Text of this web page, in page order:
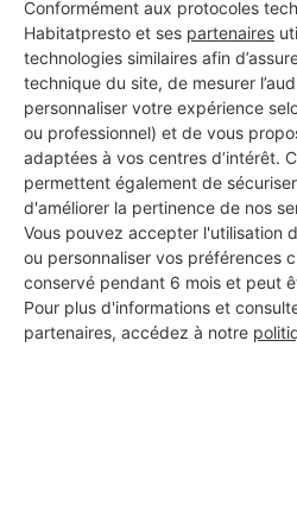
Conformément aux protocoles
Habitatpresto et ses partenaires
technologies similaires afin
technique du site, de mesurer
personnaliser votre expérience
ou professionnel) et de vous
adaptées à vos centres d’intérêt.
permettent également de
d'améliorer la pertinence de nos
Vous pouvez accepter l'utilisation
ou personnaliser vos préférences
conservé pendant 6 mois et peut
Pour plus d'informations et
partenaires, accédez à notre
DEMANDER
Les 1 autres
vos travaux
GC GREEN
Jurançon